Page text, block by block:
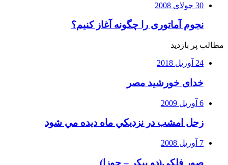
30 جولای 2008
نجوم آماتوری را چگونه آغاز کنیم؟
مطالب پر بازدید
24 آوریل 2018
خدای خورشید مصر
6 آوریل 2009
زحل امشب در نزديكي ماه ديده مي شود
7 آوریل 2008
صور فلكي(دو پیکر – جوزا)